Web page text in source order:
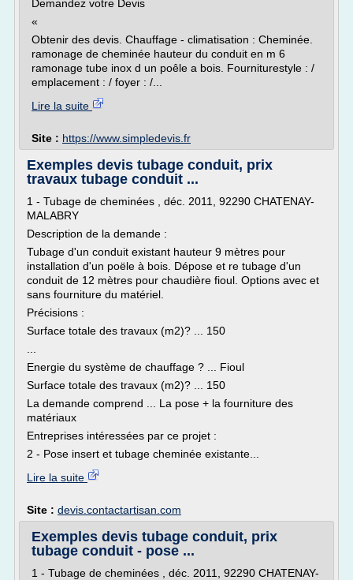
Demandez votre Devis
«
Obtenir des devis. Chauffage - climatisation : Cheminée.
ramonage de cheminée hauteur du conduit en m 6
ramonage tube inox d un poêle a bois. Fourniturestyle : /
emplacement : / foyer : /...
Lire la suite
Site : https://www.simpledevis.fr
Exemples devis tubage conduit, prix
travaux tubage conduit ...
1 - Tubage de cheminées , déc. 2011, 92290 CHATENAY-
MALABRY
Description de la demande :
Tubage d'un conduit existant hauteur 9 mètres pour
installation d'un poële à bois. Dépose et re tubage d'un
conduit de 12 mètres pour chaudière fioul. Options avec et
sans fourniture du matériel.
Précisions :
Surface totale des travaux (m2)? ... 150
Energie du système de chauffage ? ... Fioul
Surface totale des travaux (m2)? ... 150
La demande comprend ... La pose + la fourniture des
matériaux
Entreprises intéressées par ce projet :
2 - Pose insert et tubage cheminée existante...
Lire la suite
Site : devis.contactartisan.com
Exemples devis tubage conduit, prix
tubage conduit - pose ...
1 - Tubage de cheminées , déc. 2011, 92290 CHATENAY-